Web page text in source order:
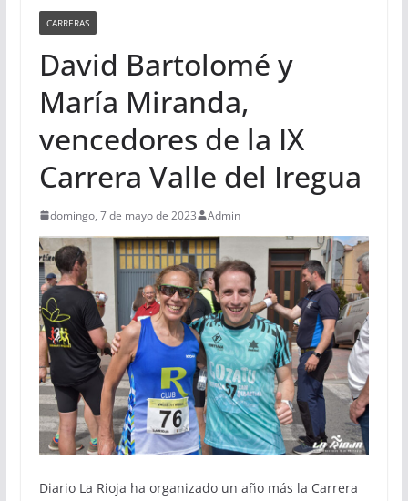
CARRERAS
David Bartolomé y
María Miranda,
vencedores de la IX
Carrera Valle del Iregua
domingo, 7 de mayo de 2023 Admin
Diario La Rioja ha organizado un año más la Carrera